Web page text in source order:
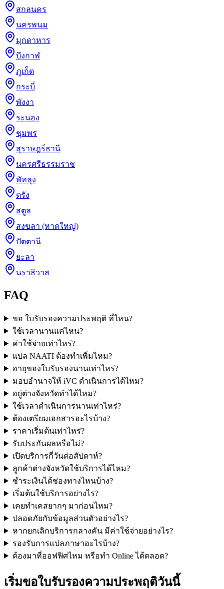
สกลนคร
นครพนม
มุกดาหาร
บึงกาฬ
ภูเก็ต
กระบี่
พังงา
ระนอง
ชุมพร
สุราษฎร์ธานี
นครศรีธรรมราช
พัทลุง
ตรัง
สตูล
สงขลา (หาดใหญ่)
ปัตตานี
ยะลา
นราธิวาส
FAQ
ขอ ใบรับรองความประพฤติ ที่ไหน?
ใช้เวลานานแค่ไหน?
ค่าใช้จ่ายเท่าไหร่?
แปล NAATI ต้องทำเพิ่มไหม?
อายุของใบรับรองนานเท่าไหร่?
มอบอำนาจให้ iVC ดำเนินการได้ไหม?
อยู่ต่างจังหวัดทำได้ไหม?
ใช้เวลาดำเนินการนานเท่าไหร่?
ต้องเตรียมเอกสารอะไรบ้าง?
ราคาเริ่มต้นเท่าไหร่?
รับประกันผลหรือไม่?
เปิดบริการกี่วันต่อสัปดาห์?
ลูกค้าต่างจังหวัดใช้บริการได้ไหม?
ชำระเงินได้ช่องทางไหนบ้าง?
เริ่มต้นใช้บริการอย่างไร?
เคยทำเคสยากๆ มาก่อนไหม?
ปลอดภัยกับข้อมูลส่วนตัวอย่างไร?
หากยกเลิกบริการกลางคัน มีค่าใช้จ่ายอย่างไร?
รองรับการแปลภาษาอะไรบ้าง?
ต้องมาที่ออฟฟิศไหม หรือทำ Online ได้ตลอด?
เริ่มขอใบรับรองความประพฤติวันนี้